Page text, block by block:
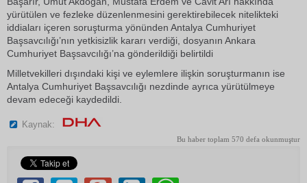
yürütülen ve fezleke düzenlenmesini gerektirebilecek nitelikteki
iddiaları içeren soruşturma yönünden Antalya Cumhuriyet
Başsavcılığı’nın yetkisizlik kararı verdiği, dosyanın Ankara
Cumhuriyet Başsavcılığı’na gönderildiği belirtildi
Milletvekilleri dışındaki kişi ve eylemlere ilişkin soruşturmanın ise
Antalya Cumhuriyet Başsavcılığı nezdinde ayrıca yürütülmeye
devam edeceği kaydedildi.
Kaynak:
Bu haber toplam 570 defa okunmuştur